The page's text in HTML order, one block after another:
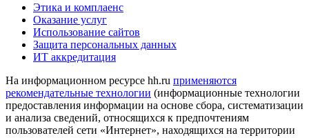
Этика и комплаенс
Оказание услуг
Использование сайтов
Защита персональных данных
ИТ аккредитация
На информационном ресурсе hh.ru применяются
рекомендательные технологии (информационные технологии
предоставления информации на основе сбора, систематизации
и анализа сведений, относящихся к предпочтениям
пользователей сети «Интернет», находящихся на территории